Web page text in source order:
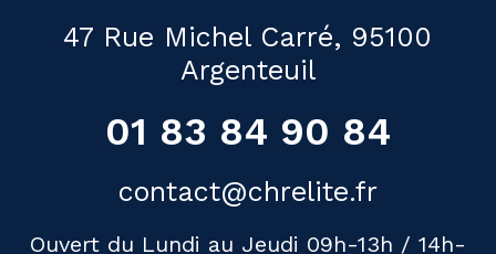
47 Rue Michel Carré, 95100
Argenteuil
01 83 84 90 84
contact@chrelite.fr
Ouvert du Lundi au Jeudi 09h-13h / 14h-